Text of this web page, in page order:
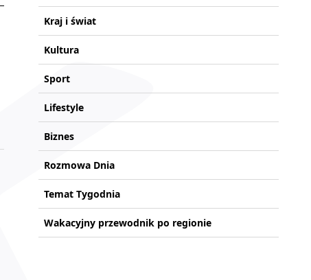
Kraj i świat
Kultura
Sport
Lifestyle
Biznes
Rozmowa Dnia
Temat Tygodnia
Wakacyjny przewodnik po regionie